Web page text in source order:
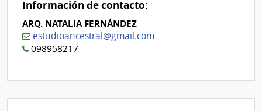
Información de contacto:
ARQ. NATALIA FERNÁNDEZ
estudioancestral@gmail.com
098958217